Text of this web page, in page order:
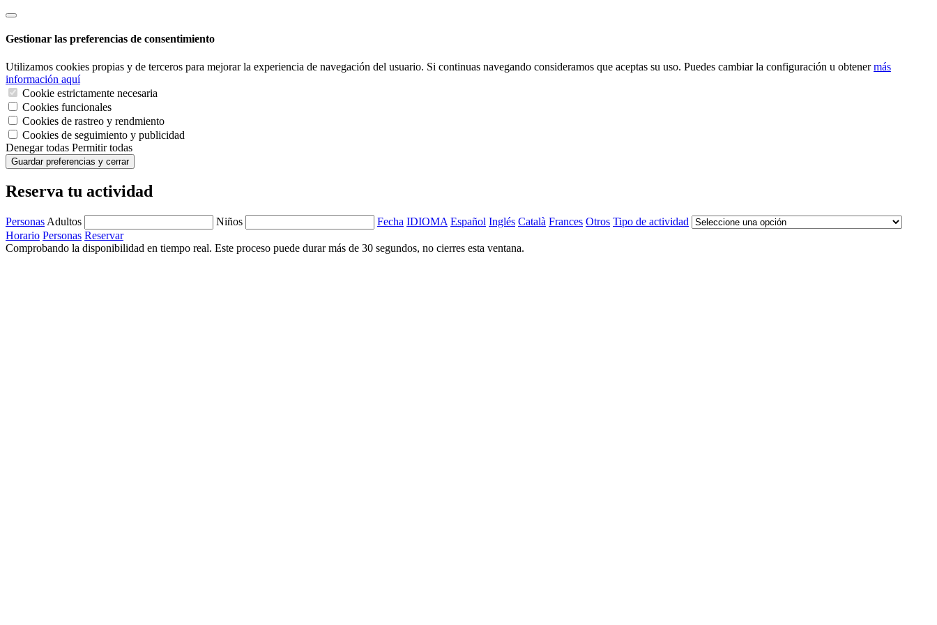
Gestionar las preferencias de consentimiento
Utilizamos cookies propias y de terceros para mejorar la experiencia de navegación del usuario. Si continuas navegando consideramos que aceptas su uso. Puedes cambiar la configuración u obtenermás
información aquí
Cookie estrictamente necesaria
Cookies funcionales
Cookies de rastreo y rendmiento
Cookies de seguimiento y publicidad
Denegar todas Permitir todas
Guardar preferencias y cerrar
Reserva tu actividad
Personas Adultos Niños Fecha IDIOMA Español Inglés Català Frances Otros Tipo de actividad
Horario Personas Reservar
Comprobando la disponibilidad en tiempo real. Este proceso puede durar más de 30 segundos, no cierres esta ventana.